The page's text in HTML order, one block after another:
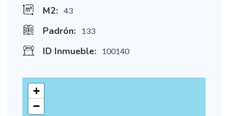
M2: 43
Padrón: 133
ID Inmueble: 100140
+
−